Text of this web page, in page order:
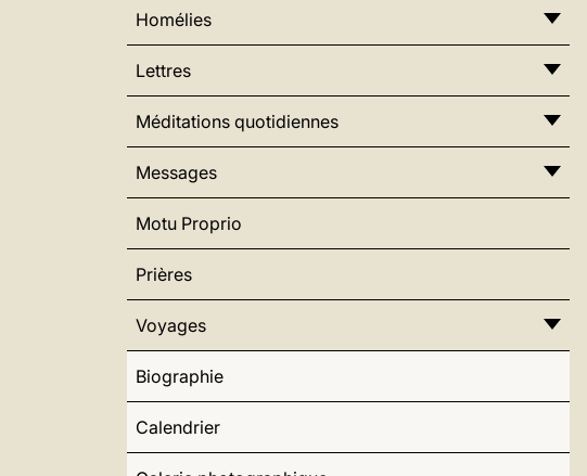
Homélies
Lettres
Méditations quotidiennes
Messages
Motu Proprio
Prières
Voyages
Biographie
Calendrier